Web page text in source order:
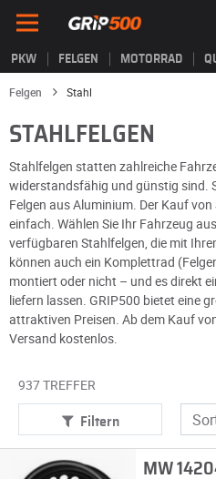
PKW FELGEN MOTORRAD
Felgen Stahl
STAHLFELGEN
Stahlfelgen statten zahlreiche
widerstandsfähig und günstig sind.
Felgen aus Aluminium. Der Kauf
einfach. Wählen Sie Ihr Fahrzeug
verfügbaren Stahlfelgen, die mit
können auch ein Komplettrad
montiert oder nicht – und es direkt
liefern lassen. GRIP500 bietet eine
attraktiven Preisen. Ab dem Kauf
Versand kostenlos.
937 TREFFER
Filtern
MW